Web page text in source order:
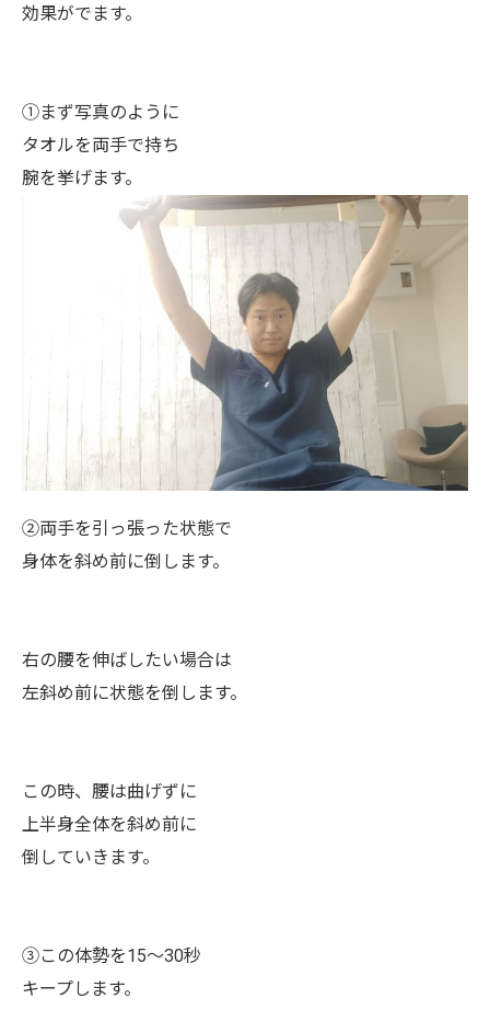
効果がでます。
①まず写真のように
タオルを両手で持ち
腕を挙げます。
②両手を引っ張った状態で
身体を斜め前に倒します。
右の腰を伸ばしたい場合は
左斜め前に状態を倒します。
この時、腰は曲げずに
上半身全体を斜め前に
倒していきます。
③この体勢を15～30秒
キープします。